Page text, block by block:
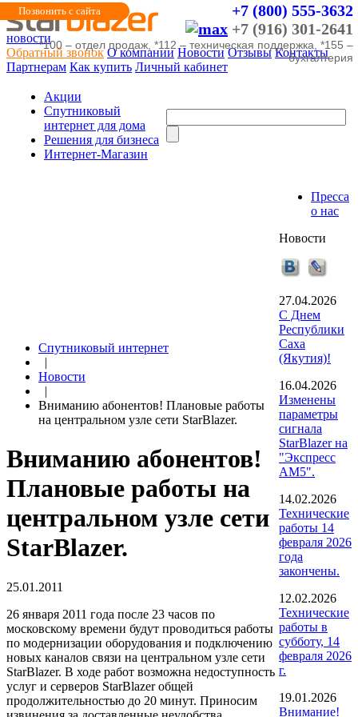
+7 (800) 555-3632
+7 (916) 301-2641
Позвонить с сайта
*100 – отдел продаж, *112 – техническая поддержка, *155 –
бухгалтерия
новости
Обратный звонок О компании Новости Отзывы Контакты
Партнерам Как купить Личный кабинет
Акции
Cпутниковый
интернет для дома
Решения для бизнеса
Интернет-Магазин
Спутниковый интернет
|
Новости
|
Вниманию абонентов! Плановые работы
на центральном узле сети StarBlazer.
Вниманию абонентов!
Плановые работы на
центральном узле сети
StarBlazer.
25.01.2011
26 января 2011 года после 23 часов по
московскому времени будут проводиться работы
по модернизации оборудования и подключению
новых каналов связи на центральном узле сети
StarBlazer. В ходе работ возможна недоступность
услуг и серверов StarBlazer общей
продолжительностью до 20 минут. Приносим
Пресса
о нас
Новости
27.04.2026
С Днем
Республики
Саха
(Якутия)!
16.04.2026
Изменены
параметры
сигнала
StarBlazer на
"Экспресс
АМ5".
14.02.2026
Технические
работы 14
февраля 2026
года
закончены.
12.02.2026
Технические
работы в
субботу, 14
февраля 2026
г.
19.01.2026
Внимание!